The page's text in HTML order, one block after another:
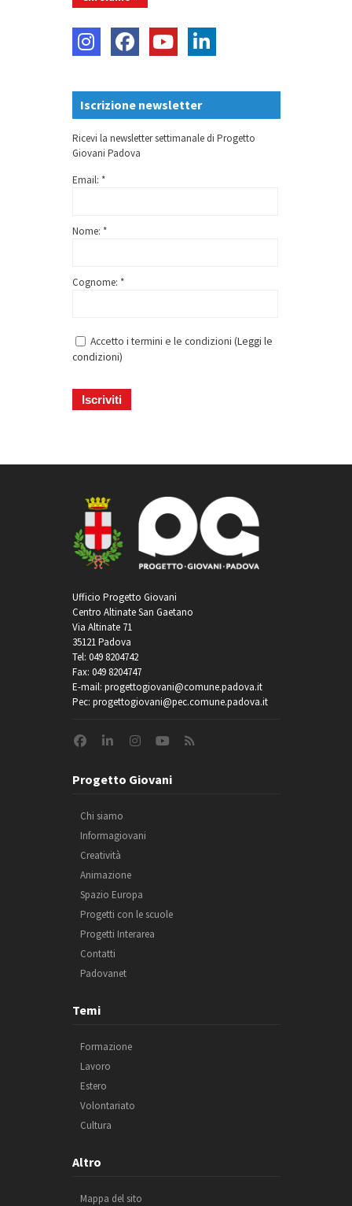
Iscrizione newsletter
Ricevi la newsletter settimanale di Progetto
Giovani Padova
Email: *
Nome: *
Cognome: *
Accetto i termini e le condizioni (Leggi le
condizioni)
Ufficio Progetto Giovani
Centro Altinate San Gaetano
Via Altinate 71
35121 Padova
Tel: 049 8204742
Fax: 049 8204747
E-mail: progettogiovani@comune.padova.it
Pec: progettogiovani@pec.comune.padova.it
Progetto Giovani
Chi siamo
Informagiovani
Creatività
Animazione
Spazio Europa
Progetti con le scuole
Progetti Interarea
Contatti
Padovanet
Temi
Formazione
Lavoro
Estero
Volontariato
Cultura
Altro
Mappa del sito